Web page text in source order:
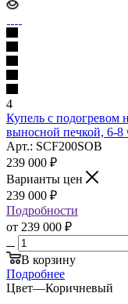
4
Купель с подогревом
выносной печкой, 6-
Арт.: SCF200SOB
239 000 ₽
Варианты цен
239 000 ₽
Подробности
от 239 000 ₽
В корзину
Подробнее
Цвет—Коричневый